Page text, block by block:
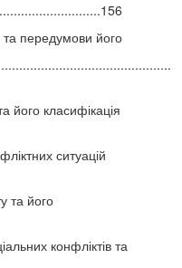
та передумови його
його класифікація
ситуацій
та його
конфліктів та